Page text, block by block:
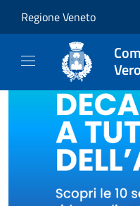
Regione Veneto